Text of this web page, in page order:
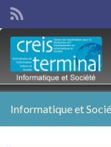
Search
Informatique et